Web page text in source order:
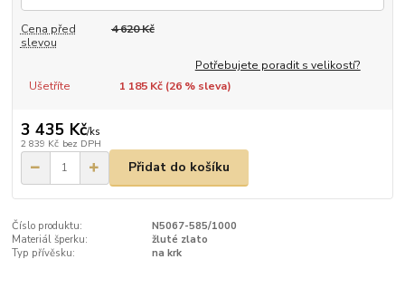
Cena před
slevou
4 620 Kč
Potřebujete poradit s velikostí?
Ušetříte
1 185 Kč (26% sleva)
3 435 Kč/ks
2 839 Kč bez DPH
Přidat do košíku
Číslo produktu:
N5067-585/1000
Materiál šperku:
žluté zlato
Typ přívěsku:
na krk